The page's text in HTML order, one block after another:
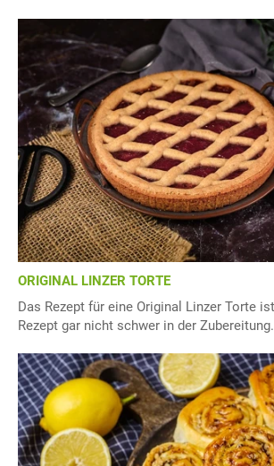
ORIGINAL LINZER TORTE
Das Rezept für eine Original Linzer Torte
Rezept gar nicht schwer in der Zubereitung.